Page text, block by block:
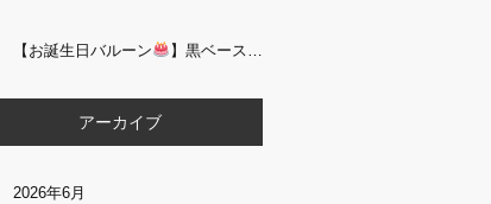
【お誕生日バルーン 】黒ベース×ヒョウ柄がおしゃれ
アーカイブ
2026年6月